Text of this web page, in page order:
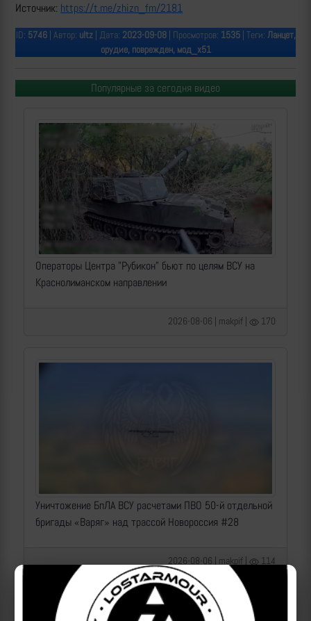
Источник: https://t.me/zhizn_fm/2181
ID: 5746| Автор: ultz| Дата: 2023-09-08| Просмотров: 1535| Теги: Ланцет,
орудие, поврежден, мод_х51
Популярные за сегодня видео
Операторы Центра "Рубикон" бьют по целям ВСУ на
Краснолиманском направлении
2026-08-06 | makpif | 170
Уничтожение БпЛА ВСУ расчетами ПВО 50-й отдельной
бригады «Варяг» над трассой Новороссия #28
2026-08-06 | makpif | 114